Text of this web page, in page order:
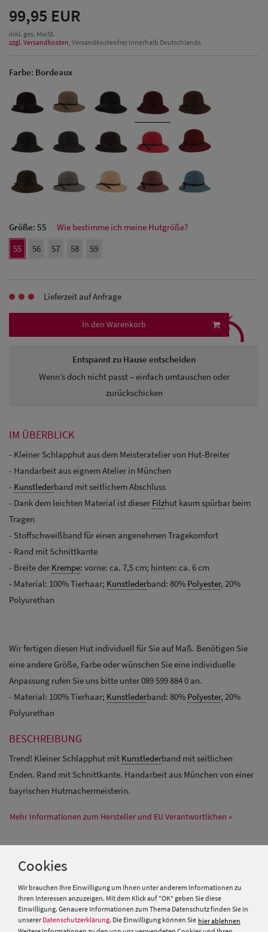
Herren Caps
Herren
Baseball Cpas
& Visoren
99,95 EUR
inkl. ges. MwSt.
zzgl. Versandkosten , Versandkostenfrei innerhalb Deutschlands
Farbe: Bordeaux
Größe: 55
Wie bestimme ich meine Hutgröße?
55
56 57 58 59
Lieferzeit auf Anfrage
In den Warenkorb
Entspannt zu Hause entscheiden
Wenn’s doch nicht passt – einfach umtauschen oder
zurückschicken
⤹
IM ÜBERBLICK
- Kleiner Schlapphut aus dem Meisteratelier von Hut-Breiter
- Handarbeit aus eignem Atelier in München
- Kunstlederband mit seitlichem Abschluss
- Dank dem leichten Material ist dieser Filzhut kaum spürbar beim
Tragen
- Stoffschweißband für einen angenehmen Tragekomfort
- Rand mit Schnittkante
- Breite der Krempe: vorne: ca. 7,5 cm; hinten: ca. 6 cm
- Material: 100% Tierhaar; Kunstlederband: 80% Polyester, 20%
Polyurethan
Wir fertigen diesen Hut individuell für Sie auf Maß. Benötigen Sie
eine andere Größe, Farbe oder wünschen Sie eine individuelle
Anpassung rufen Sie uns bitte unter 089 599 884 0 an.
- Material: 100% Tierhaar; Kunstlederband: 80% Polyester, 20%
Polyurethan
BESCHREIBUNG
Trend! Kleiner Schlapphut mit Kunstlederband mit seitlichen
Enden. Rand mit Schnittkante. Handarbeit aus München von einer
bayrischen Hutmachermeisterin.
Mehr Informationen zum Hersteller und EU Verantwortlichen »
PRODUKTEMPFEHLUNGEN
Cookies
Wir brauchen Ihre Einwilligung um Ihnen unter anderem Informationen zu
Ihren Interessen anzuzeigen. Mit dem Klick auf "OK" geben Sie diese
Einwilligung. Genauere Informationen zum Thema Datenschutz finden Sie in
unserer Datenschutzerklärung. Die Einwilligung können Sie hier ablehnen